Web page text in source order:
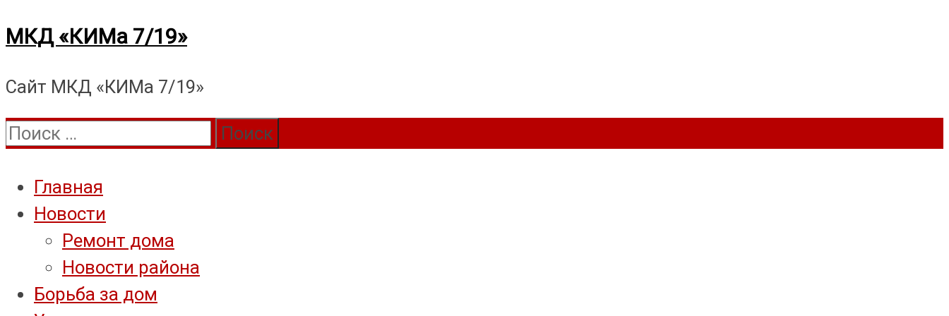
Перейти
содержимому
МКД «КИМа 7/19»
Сайт МКД «КИМа 7/19»
Поиск:
Главная
Новости
Ремонт дома
Новости района
Борьба за дом